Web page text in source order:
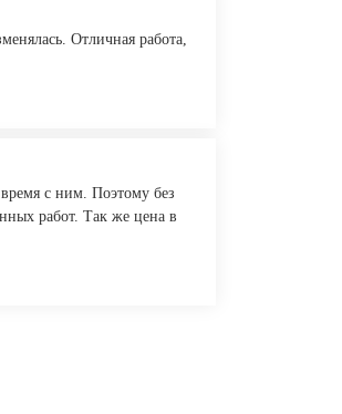
Отличная работа,
с ним. Поэтому без
работ. Так же цена в